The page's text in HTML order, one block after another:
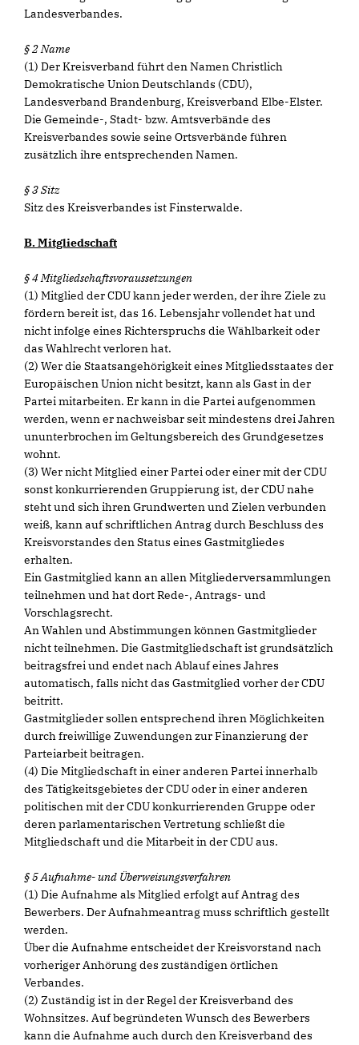
Landesverbandes.
§ 2 Name
(1) Der Kreisverband führt den Namen Christlich
Demokratische Union Deutschlands (CDU),
Landesverband Brandenburg, Kreisverband Elbe-Elster.
Die Gemeinde-, Stadt- bzw. Amtsverbände des
Kreisverbandes sowie seine Ortsverbände führen
zusätzlich ihre entsprechenden Namen.
§ 3 Sitz
Sitz des Kreisverbandes ist Finsterwalde.
B. Mitgliedschaft
§ 4 Mitgliedschaftsvoraussetzungen
(1) Mitglied der CDU kann jeder werden, der ihre Ziele zu
fördern bereit ist, das 16. Lebensjahr vollendet hat und
nicht infolge eines Richterspruchs die Wählbarkeit oder
das Wahlrecht verloren hat.
(2) Wer die Staatsangehörigkeit eines Mitgliedsstaates der
Europäischen Union nicht besitzt, kann als Gast in der
Partei mitarbeiten. Er kann in die Partei aufgenommen
werden, wenn er nachweisbar seit mindestens drei Jahren
ununterbrochen im Geltungsbereich des Grundgesetzes
wohnt.
(3) Wer nicht Mitglied einer Partei oder einer mit der CDU
sonst konkurrierenden Gruppierung ist, der CDU nahe
steht und sich ihren Grundwerten und Zielen verbunden
weiß, kann auf schriftlichen Antrag durch Beschluss des
Kreisvorstandes den Status eines Gastmitgliedes
erhalten.
Ein Gastmitglied kann an allen Mitgliederversammlungen
teilnehmen und hat dort Rede-, Antrags- und
Vorschlagsrecht.
An Wahlen und Abstimmungen können Gastmitglieder
nicht teilnehmen. Die Gastmitgliedschaft ist grundsätzlich
beitragsfrei und endet nach Ablauf eines Jahres
automatisch, falls nicht das Gastmitglied vorher der CDU
beitritt.
Gastmitglieder sollen entsprechend ihren Möglichkeiten
durch freiwillige Zuwendungen zur Finanzierung der
Parteiarbeit beitragen.
(4) Die Mitgliedschaft in einer anderen Partei innerhalb
des Tätigkeitsgebietes der CDU oder in einer anderen
politischen mit der CDU konkurrierenden Gruppe oder
deren parlamentarischen Vertretung schließt die
Mitgliedschaft und die Mitarbeit in der CDU aus.
§ 5 Aufnahme- und Überweisungsverfahren
(1) Die Aufnahme als Mitglied erfolgt auf Antrag des
Bewerbers. Der Aufnahmeantrag muss schriftlich gestellt
werden.
Über die Aufnahme entscheidet der Kreisvorstand nach
vorheriger Anhörung des zuständigen örtlichen
Verbandes.
(2) Zuständig ist in der Regel der Kreisverband des
Wohnsitzes. Auf begründeten Wunsch des Bewerbers
kann die Aufnahme auch durch den Kreisverband des